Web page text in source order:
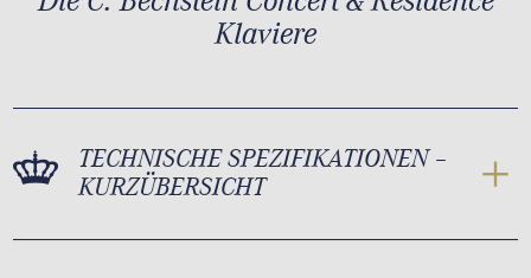
Klaviere
TECHNISCHE SPEZIFIKATIONEN –
KURZÜBERSICHT